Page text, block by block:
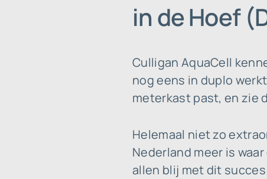
in de Hoef
Culligan AquaCell
nog eens in duplo
meterkast past, en zie
Helemaal niet zo
Nederland meer is
allen blij met dit